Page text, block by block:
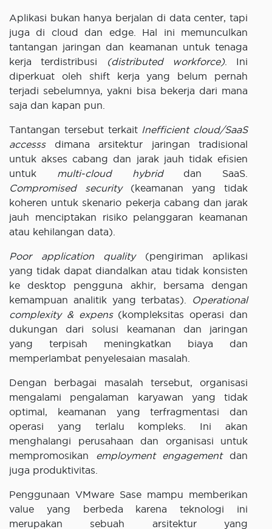
Aplikasi bukan hanya berjalan di data center, tapi
juga di cloud dan edge. Hal ini memunculkan
tantangan jaringan dan keamanan untuk tenaga
kerja terdistribusi
(distributed workforce). Ini
diperkuat oleh shift kerja yang belum pernah
terjadi sebelumnya, yakni bisa bekerja dari mana
saja dan kapan pun.
Tantangan tersebut terkait Inefficient cloud/SaaS
accesssdimana arsitektur jaringan tradisional
untuk akses cabang dan jarak jauh tidak efisien
untuk multi-cloud hybriddan SaaS.
Compromised security(keamanan yang tidak
koheren untuk skenario pekerja cabang dan jarak
jauh menciptakan risiko pelanggaran keamanan
atau kehilangan data).
Poor application quality(pengiriman aplikasi
yang tidak dapat diandalkan atau tidak konsisten
ke desktop pengguna akhir, bersama dengan
kemampuan analitik yang terbatas).
Operational
complexity & expens(kompleksitas operasi dan
dukungan dari solusi keamanan dan jaringan
yang terpisah meningkatkan biaya dan
memperlambat penyelesaian masalah.
Dengan berbagai masalah tersebut, organisasi
mengalami pengalaman karyawan yang tidak
optimal, keamanan yang terfragmentasi dan
operasi yang terlalu kompleks. Ini akan
menghalangi perusahaan dan organisasi untuk
mempromosikan employment engagementdan
juga produktivitas.
Penggunaan VMware Sase mampu memberikan
value yang berbeda karena teknologi ini
merupakan sebuah arsitektur yang